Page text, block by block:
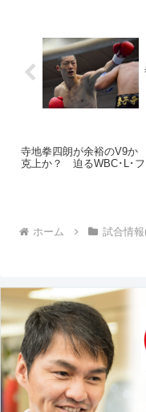
寺地拳四朗が余裕のV9
克上か？ 迫るWBC･L･フ
ホーム 試合情